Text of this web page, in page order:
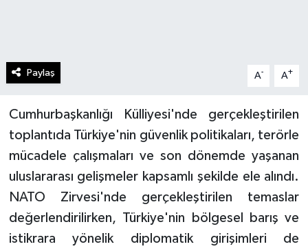
Paylaş A- A+
Cumhurbaşkanlığı Külliyesi'nde gerçekleştirilen
toplantıda Türkiye'nin güvenlik politikaları, terörle
mücadele çalışmaları ve son dönemde yaşanan
uluslararası gelişmeler kapsamlı şekilde ele alındı.
NATO Zirvesi'nde gerçekleştirilen temaslar
değerlendirilirken, Türkiye'nin bölgesel barış ve
istikrara yönelik diplomatik girişimleri de